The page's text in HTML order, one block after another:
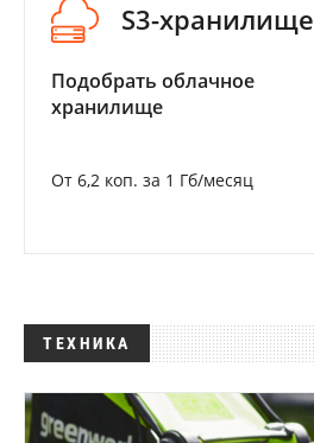
S3-хранилище
Подобрать облачное
хранилище
От 6,2 коп. за 1 Гб/месяц
ТЕХНИКА